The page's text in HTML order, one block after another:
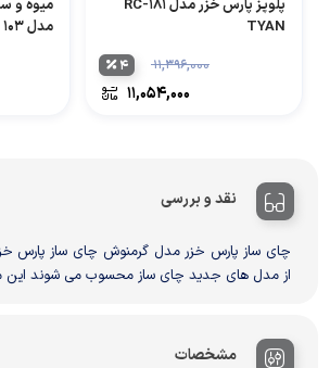
پلوپز پارس خزر مدل RC-181
TYAN
۱۱,۳۹۶,۰۰۰
۱۱,۰۵۴,۰۰۰
۴
میوه و
مدل GP 103
نقد و بررسی
چای ساز پارس خزر مدل گرمنوش چای ساز پارس
از مدل های جدید چای ساز محسوب می شوند
مشخصات